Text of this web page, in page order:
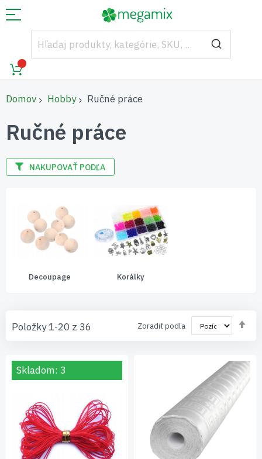
Domov Hobby Ručné práce
Ručné práce
Decoupage Korálky
Položky1-20 z 36 Zoradiť podľa
Skladom: 3
NAKUPOVAŤ PODĽA